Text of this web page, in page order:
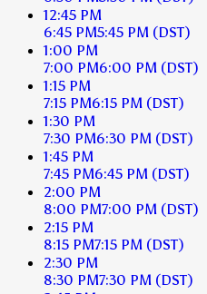
12:45 PM
6:45 PM5:45 PM (DST)
1:00 PM
7:00 PM6:00 PM (DST)
1:15 PM
7:15 PM6:15 PM (DST)
1:30 PM
7:30 PM6:30 PM (DST)
1:45 PM
7:45 PM6:45 PM (DST)
2:00 PM
8:00 PM7:00 PM (DST)
2:15 PM
8:15 PM7:15 PM (DST)
2:30 PM
8:30 PM7:30 PM (DST)